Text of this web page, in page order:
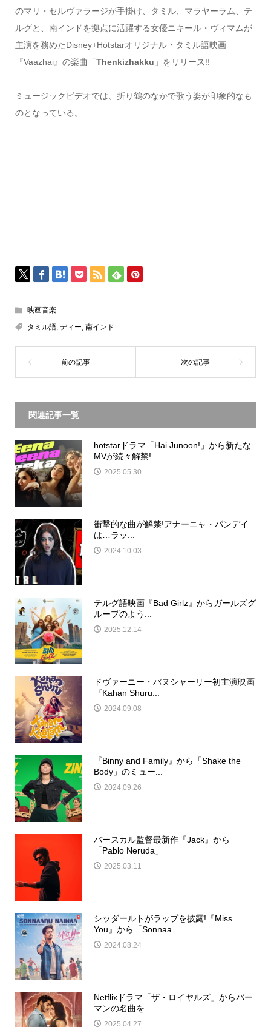
のマリ・セルヴァラージが手掛け、タミル、マラヤーラム、テ
ルグと、南インドを拠点に活躍する女優ニキール・ヴィマムが
主演を務めたDisney+Hotstarオリジナル・タミル語映画
『Vaazhai』の楽曲「 Thenkizhakku 」をリリース!!
ミュージックビデオでは、折り鶴のなかで歌う姿が印象的なも
のとなっている。
映画音楽
タミル語, ディー 南インド
関連記事一覧
hotstarドラマ「Hai Junoon!」から新たな
MVが続々解禁!...
2025.05.30
衝撃的な曲が解禁!アナーニャ・パンデイ
は…ラッ...
2024.10.03
テルグ語映画『Bad Girlz』からガールズグ
ループのよう...
2025.12.14
ドヴァーニー・バヌシャーリー初主演映画
『Kahan Shuru...
2024.09.08
『Binny and Family』から「Shake the
Body」のミュー...
2024.09.26
バースカル監督最新作『Jack』から
「Pablo Neruda」
2025.03.11
シッダールトがラップを披露!『Miss
You』から「Sonnaa...
2024.08.24
Netflixドラマ「ザ・ロイヤルズ」からバー
マンの名曲を...
2025.04.27